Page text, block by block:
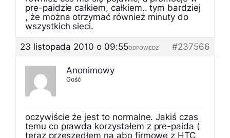
pre-paidzie całkiem, całkiem.. tym bardziej
, że można otrzymać również minuty do
wszystkich sieci.
23 listopada 2010 o 09:55
#237566
ODPOWIEDZ
Anonimowy
Gość
oczywiście że jest to normalne. Jakiś czas
temu co prawda korzystałem z pre-paida (
teraz przeszedłem na abo firmowe z HTC